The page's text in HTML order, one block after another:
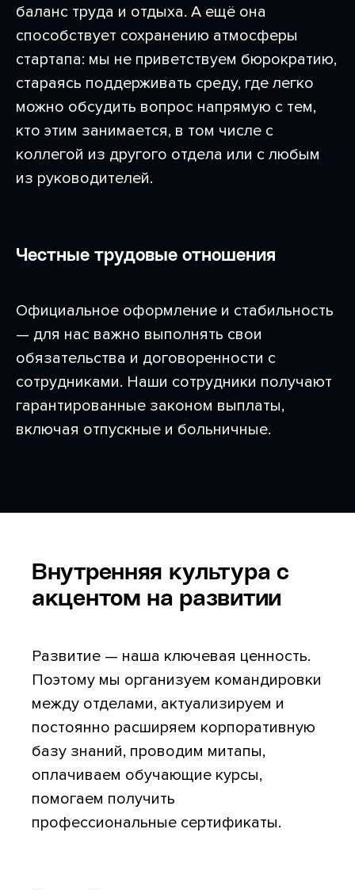
баланс труда и отдыха. А ещё она
способствует сохранению атмосферы
стартапа: мы не приветствуем бюрократию,
стараясь поддерживать среду, где легко
можно обсудить вопрос напрямую с тем,
кто этим занимается, в том числе с
коллегой из другого отдела или с любым
из руководителей.
Честные трудовые отношения
Официальное оформление и стабильность
— для нас важно выполнять свои
обязательства и договоренности с
сотрудниками. Наши сотрудники получают
гарантированные законом выплаты,
включая отпускные и больничные.
Внутренняя культура с
акцентом на развитии
Развитие — наша ключевая ценность.
Поэтому мы организуем командировки
между отделами, актуализируем и
постоянно расширяем корпоративную
базу знаний, проводим митапы,
оплачиваем обучающие курсы,
помогаем получить
профессиональные сертификаты.